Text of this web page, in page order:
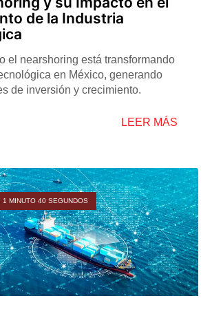
de la Industria
el nearshoring está transformando
en México, generando
de inversión y crecimiento.
LEER MÁS
1 MINUTO 40 SEGUNDOS